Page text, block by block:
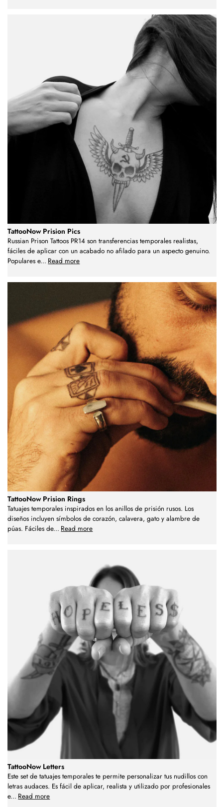
TattooNow Prision Pics
Russian Prison Tattoos PR14 son transferencias temporales realistas,
fáciles de aplicar con un acabado no afilado para un aspecto genuino.
Populares e... Read more
TattooNow Prision Rings
Tatuajes temporales inspirados en los anillos de prisión rusos. Los
diseños incluyen símbolos de corazón, calavera, gato y alambre de
púas. Fáciles de... Read more
TattooNow Letters
Este set de tatuajes temporales te permite personalizar tus nudillos con
letras audaces. Es fácil de aplicar, realista y utilizado por profesionales
e... Read more